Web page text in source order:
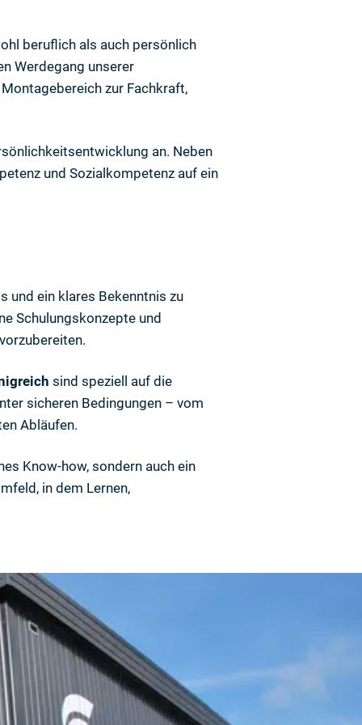
beruflich als auch persönlich
Werdegang unserer
zur Fachkraft,
an. Neben
und Sozialkompetenz auf ein
und ein klares Bekenntnis zu
Schulungskonzepte und
sind speziell auf die
sicheren Bedingungen – vom
Abläufen.
Know-how, sondern auch ein
in dem Lernen,